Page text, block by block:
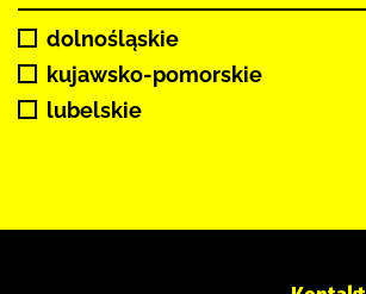
dolnośląskie
kujawsko-pomorskie
lubelskie